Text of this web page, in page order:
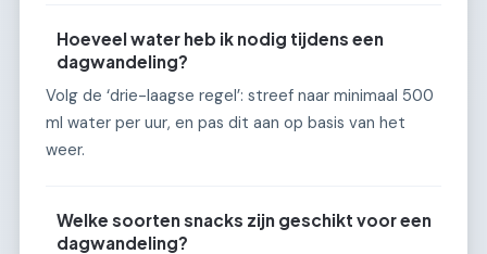
Hoeveel water heb ik nodig tijdens een
dagwandeling?
Volg de ‘drie-laagse regel’: streef naar minimaal 500
ml water per uur, en pas dit aan op basis van het
weer.
Welke soorten snacks zijn geschikt voor een
dagwandeling?